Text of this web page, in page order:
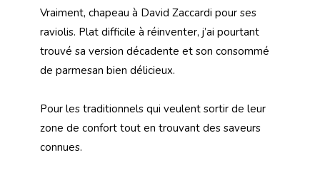
Vraiment, chapeau à David Zaccardi pour ses
raviolis. Plat difficile à réinventer, j’ai pourtant
trouvé sa version décadente et son consommé
de parmesan bien délicieux.
Pour les traditionnels qui veulent sortir de leur
zone de confort tout en trouvant des saveurs
connues.